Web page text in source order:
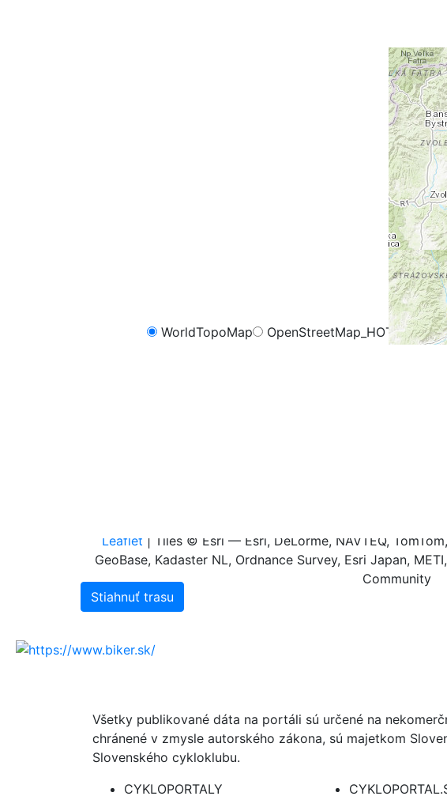
+-
WorldTopoMap
OpenStreetMap_HOT
Leaflet | Tiles © Esri — Esri, DeLorme, NAVTEQ, TomTom,
GeoBase, Kadaster NL, Ordnance Survey, Esri Japan,
Community
Stiahnuť trasu
Všetky publikované dáta na portáli sú určené na
chránené v zmysle autorského zákona, sú majetkom
Slovenského cykloklubu.
CYKLOPORTALY